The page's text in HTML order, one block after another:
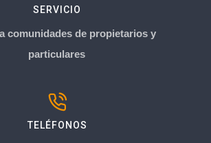
SERVICIO
comunidades de propietarios y
particulares
TELÉFONOS